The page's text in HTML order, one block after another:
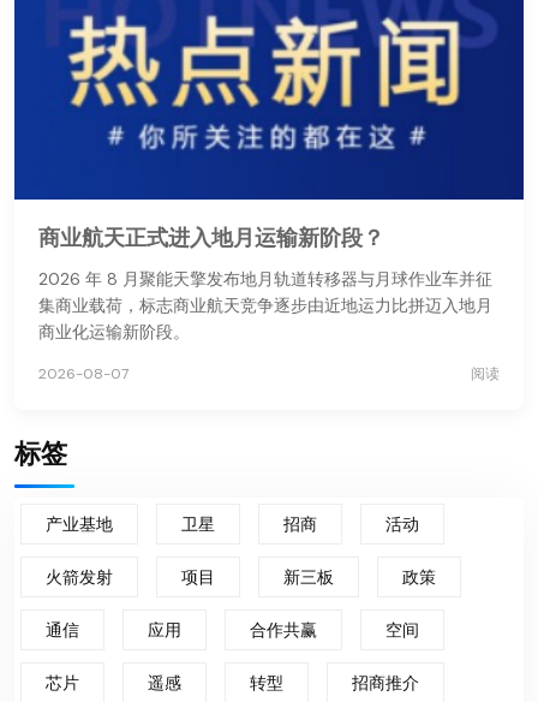
商业航天正式进入地月运输新阶段？
2026 年 8 月聚能天擎发布地月轨道转移器与月球作业车并征
集商业载荷，标志商业航天竞争逐步由近地运力比拼迈入地月
商业化运输新阶段。
2026-08-07 阅读
标签
产业基地 卫星 招商 活动
火箭发射 项目 新三板 政策
通信 应用 合作共赢 空间
芯片 遥感 转型 招商推介